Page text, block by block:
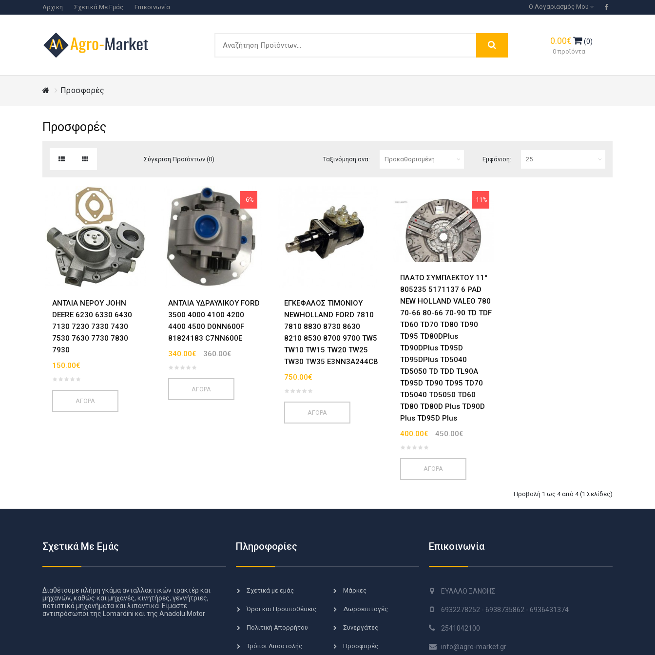
Αρχικη Σχετικά Με Εμάς Επικοινωνία Ο Λογαριασμός Μου
0.00€ (0)
0 προϊόντα
Προσφορές
Προσφορές
Σύγκριση Προϊόντων (0) Ταξινόμηση ανα: Εμφάνιση:
ANΤΛΙΑ ΝΕΡΟΥ JOHN
DEERE 6230 6330 6430
7130 7230 7330 7430
7530 7630 7730 7830
7930
150.00€
ΑΓΟΡΑ
-6%
ΑΝΤΛΙΑ ΥΔΡΑΥΛΙΚΟΥ FORD
3500 4000 4100 4200
4400 4500 D0NN600F
81824183 C7NN600E
340.00€
360.00€
ΑΓΟΡΑ
ΕΓΚΕΦΑΛΟΣ ΤΙΜΟΝΙΟΥ
NEWHOLLAND FORD 7810
7810 8830 8730 8630
8210 8530 8700 9700 TW5
TW10 TW15 TW20 TW25
TW30 TW35 E3NN3A244CB
750.00€
ΑΓΟΡΑ
-11%
ΠΛΑΤO ΣΥΜΠΛΕΚΤΟΥ 11''
805235 5171137 6 PAD
NEW HOLLAND VALEO 780
70-66 80-66 70-90 TD TDF
TD60 TD70 TD80 TD90
TD95 TD80DPlus
TD90DPlus TD95D
TD95DPlus TD5040
TD5050 TD TDD TL90A
TD95D TD90 TD95 TD70
TD5040 TD5050 TD60
TD80 TD80D Plus TD90D
Plus TD95D Plus
400.00€
450.00€
ΑΓΟΡΑ
Προβολή 1 ως 4 από 4 (1 Σελίδες)
Σχετικά Με Εμάς
Διαθέτουμε πλήρη γκάμα ανταλλακτικών τρακτέρ και
μηχανών, καθώς και μηχανές, κινητήρες, γεννήτριες,
ποτιστικά μηχανήματα και λιπαντικά. Είμαστε
αντιπρόσωποι της Lomardini και της Anadolu Motor
Πληροφορίες
Σχετικά με εμάς
Όροι και Προϋποθέσεις
Πολιτική Απορρήτου
Τρόποι Αποστολής
Μάρκες
Δωροεπιταγές
Συνεργάτες
Προσφορές
Επικοινωνία
ΕΥΛΑΛΟ ΞΑΝΘΗΣ
6932278252 - 6938735862 - 6936431374
2541042100
info@agro-market.gr